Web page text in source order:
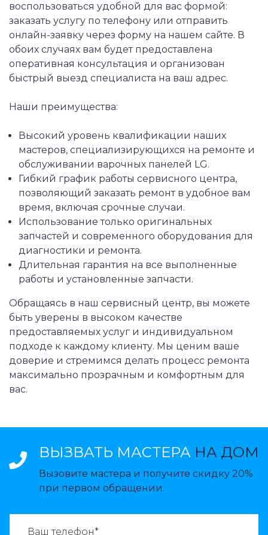
воспользоваться удобной для вас формой:
заказать услугу по телефону или отправить
онлайн-заявку через форму на нашем сайте. В
обоих случаях вам будет предоставлена
оперативная консультация и организован
быстрый выезд специалиста на ваш адрес.
Наши преимущества:
Высокий уровень квалификации наших
мастеров, специализирующихся на ремонте и
обслуживании варочных панелей LG.
Гибкий график работы сервисного центра,
позволяющий заказать ремонт в удобное вам
время, включая срочные случаи.
Использование только оригинальных
запчастей и современного оборудования для
диагностики и ремонта.
Длительная гарантия на все выполненные
работы и установленные запчасти.
Обращаясь в наш сервисный центр, вы можете
быть уверены в высоком качестве
предоставляемых услуг и индивидуальном
подходе к каждому клиенту. Мы ценим ваше
доверие и стремимся делать процесс ремонта
максимально прозрачным и комфортным для
вас.
ВЫЗВАТЬ МАСТЕРА НА ДОМ
Вызовите мастера и получите скидку 20%
при первом обращении.